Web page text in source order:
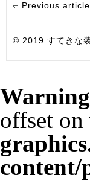
Previous article
© 2019 すてきな
Warning
offset
content/